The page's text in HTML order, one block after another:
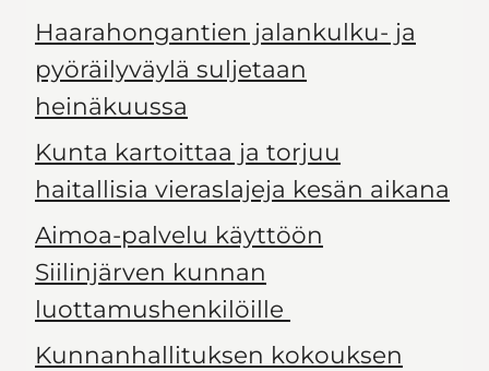
Haarahongantien jalankulku- ja
pyöräilyväylä suljetaan
heinäkuussa
Kunta kartoittaa ja torjuu
haitallisia vieraslajeja kesän aikana
Aimoa-palvelu käyttöön
Siilinjärven kunnan
luottamushenkilöille
Kunnanhallituksen kokouksen